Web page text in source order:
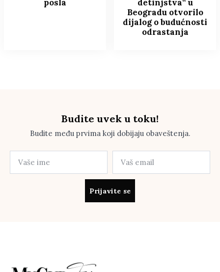
posla
detinjstva“ u
Beogradu otvorilo
dijalog o budućnosti
odrastanja
Budite uvek u toku!
Budite među prvima koji dobijaju obaveštenja.
Prijavite se